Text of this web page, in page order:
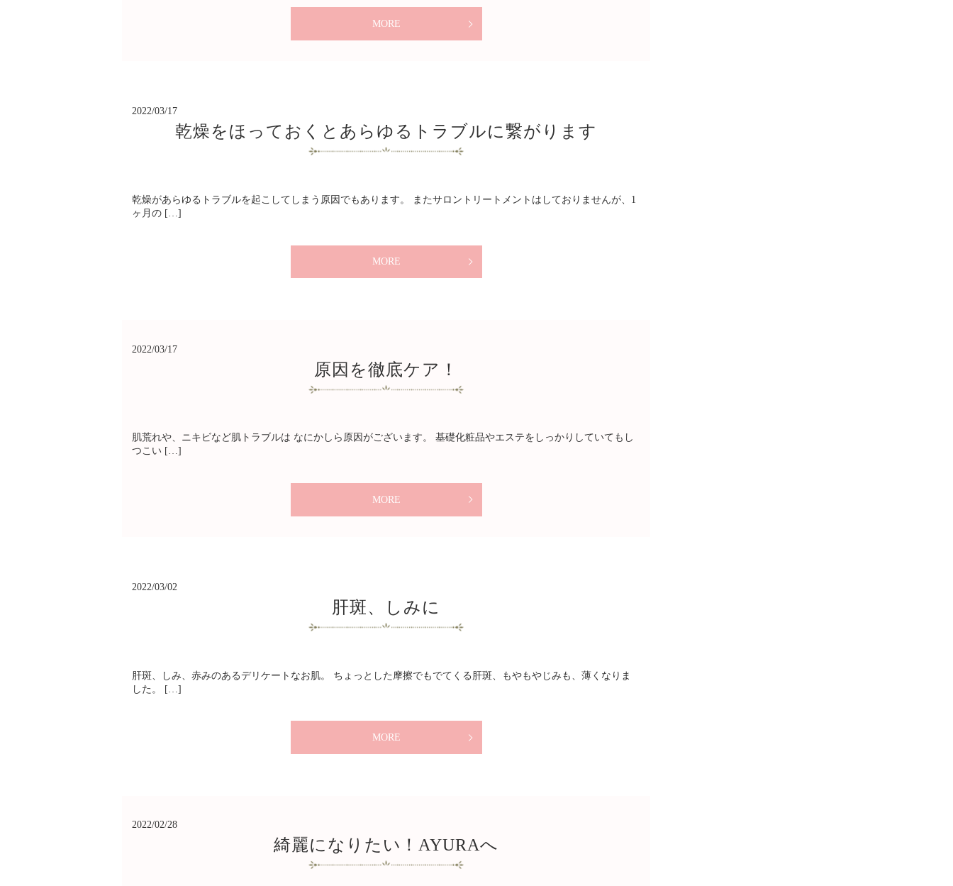
MORE
2022/03/17
乾燥をほっておくとあらゆるトラブルに繋がります
乾燥があらゆるトラブルを起こしてしまう原因でもあります。 またサロントリートメントはしておりませんが、1
ヶ月の […]
MORE
2022/03/17
原因を徹底ケア！
肌荒れや、ニキビなど肌トラブルは なにかしら原因がございます。 基礎化粧品やエステをしっかりしていてもし
つこい […]
MORE
2022/03/02
肝斑、しみに
肝斑、しみ、赤みのあるデリケートなお肌。 ちょっとした摩擦でもでてくる肝斑、もやもやじみも、薄くなりま
した。 […]
MORE
2022/02/28
綺麗になりたい！AYURAへ